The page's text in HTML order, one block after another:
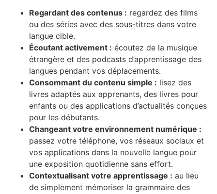
Regardant des contenus : regardez des films
ou des séries avec des sous-titres dans votre
langue cible.
Écoutant activement : écoutez de la musique
étrangère et des podcasts d’apprentissage des
langues pendant vos déplacements.
Consommant du contenu simple : lisez des
livres adaptés aux apprenants, des livres pour
enfants ou des applications d’actualités conçues
pour les débutants.
Changeant votre environnement numérique :
passez votre téléphone, vos réseaux sociaux et
vos applications dans la nouvelle langue pour
une exposition quotidienne sans effort.
Contextualisant votre apprentissage : au lieu
de simplement mémoriser la grammaire des